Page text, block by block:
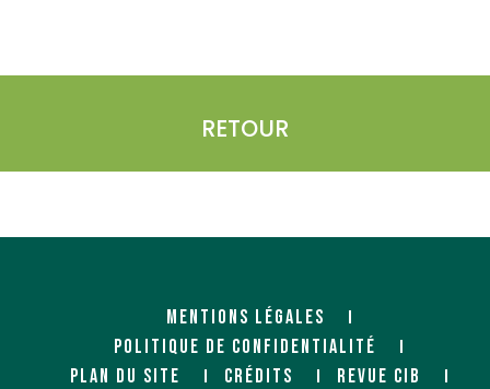
RETOUR
MENTIONS LÉGALES
POLITIQUE DE CONFIDENTIALITÉ
PLAN DU SITE
CRÉDITS REVUE CIB